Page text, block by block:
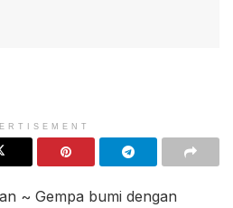
~ Gempa bumi dengan